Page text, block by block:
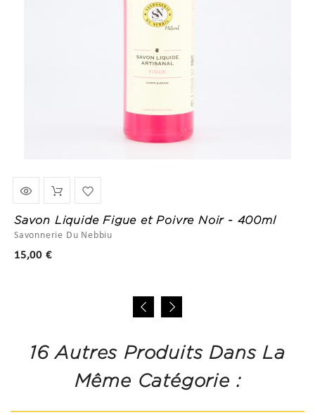
Savon Liquide Figue et Poivre Noir - 400ml
Savonnerie Du Nebbiu
15,00 €
16 Autres Produits Dans La
Même Catégorie :